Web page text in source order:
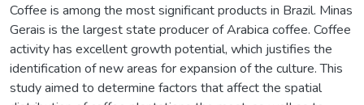
Coffee is among the most significant products in Brazil. Minas
Gerais is the largest state producer of Arabica coffee. Coffee
activity has excellent growth potential, which justifies the
identification of new areas for expansion of the culture. This
study aimed to determine factors that affect the spatial